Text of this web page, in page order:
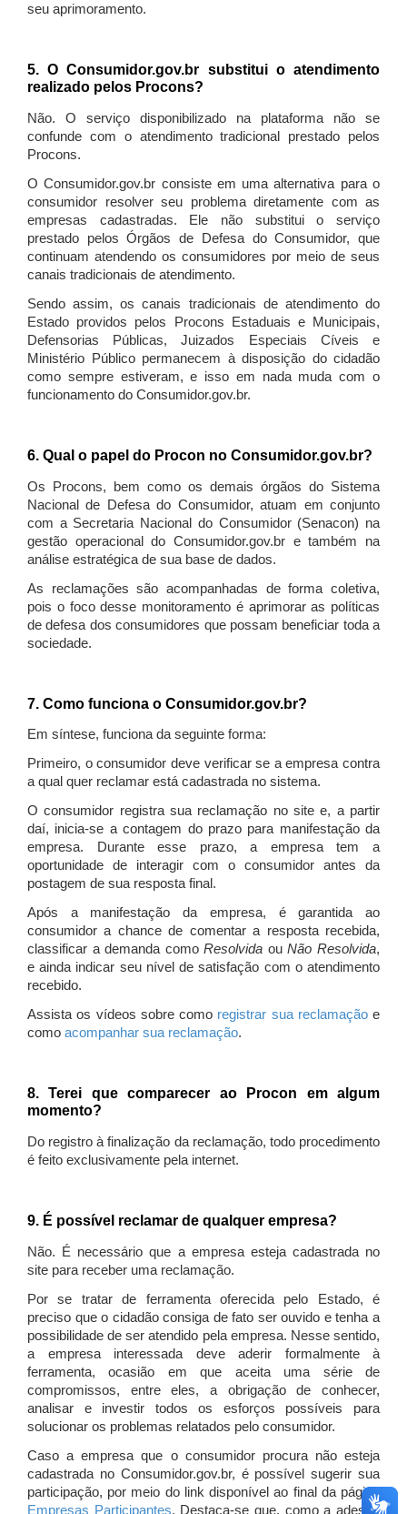
seu aprimoramento.
5. O Consumidor.gov.br substitui o atendimento
realizado pelos Procons?
Não. O serviço disponibilizado na plataforma não se
confunde com o atendimento tradicional prestado pelos
Procons.
O Consumidor.gov.br consiste em uma alternativa para o
consumidor resolver seu problema diretamente com as
empresas cadastradas. Ele não substitui o serviço
prestado pelos Órgãos de Defesa do Consumidor, que
continuam atendendo os consumidores por meio de seus
canais tradicionais de atendimento.
Sendo assim, os canais tradicionais de atendimento do
Estado providos pelos Procons Estaduais e Municipais,
Defensorias Públicas, Juizados Especiais Cíveis e
Ministério Público permanecem à disposição do cidadão
como sempre estiveram, e isso em nada muda com o
funcionamento do Consumidor.gov.br.
6. Qual o papel do Procon no Consumidor.gov.br?
Os Procons, bem como os demais órgãos do Sistema
Nacional de Defesa do Consumidor, atuam em conjunto
com a Secretaria Nacional do Consumidor (Senacon) na
gestão operacional do Consumidor.gov.br e também na
análise estratégica de sua base de dados.
As reclamações são acompanhadas de forma coletiva,
pois o foco desse monitoramento é aprimorar as políticas
de defesa dos consumidores que possam beneficiar toda a
sociedade.
7. Como funciona o Consumidor.gov.br?
Em síntese, funciona da seguinte forma:
Primeiro, o consumidor deve verificar se a empresa contra
a qual quer reclamar está cadastrada no sistema.
O consumidor registra sua reclamação no site e, a partir
daí, inicia-se a contagem do prazo para manifestação da
empresa. Durante esse prazo, a empresa tem a
oportunidade de interagir com o consumidor antes da
postagem de sua resposta final.
Após a manifestação da empresa, é garantida ao
consumidor a chance de comentar a resposta recebida,
classificar a demanda comoResolvida ouNão Resolvida,
e ainda indicar seu nível de satisfação com o atendimento
recebido.
Assista os vídeos sobre como registrar sua reclamaçãoe
como acompanhar sua reclamação.
8. Terei que comparecer ao Procon em algum
momento?
Do registro à finalização da reclamação, todo procedimento
é feito exclusivamente pela internet.
9. É possível reclamar de qualquer empresa?
Não. É necessário que a empresa esteja cadastrada no
site para receber uma reclamação.
Por se tratar de ferramenta oferecida pelo Estado, é
preciso que o cidadão consiga de fato ser ouvido e tenha a
possibilidade de ser atendido pela empresa. Nesse sentido,
a empresa interessada deve aderir formalmente à
ferramenta, ocasião em que aceita uma série de
compromissos, entre eles, a obrigação de conhecer,
analisar e investir todos os esforços possíveis para
solucionar os problemas relatados pelo consumidor.
Caso a empresa que o consumidor procura não esteja
cadastrada no Consumidor.gov.br, é possível sugerir sua
participação, por meio do link disponível ao final da página
Empresas Participantes. Destaca-se que, como a adesão